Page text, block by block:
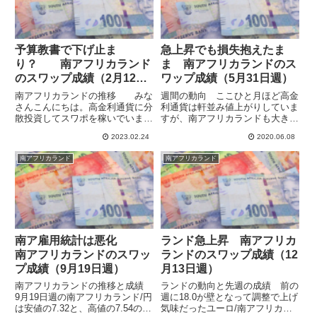
予算教書で下げ止ま
り？ 南アフリカランド
のスワップ成績（2月12日
週）
南アフリカランドの推移 みな
さんこんにちは。高金利通貨に分
散投資してスワポを稼いでいま
の長期化からランドは今年の最弱
通貨となっていて、運用も低迷し
ています。そのうえ、中国、ロシ
アと合同で軍事演習をしていると
の...
2023.02.24
急上昇でも損失抱えたま
ま 南アフリカランドのス
ワップ成績（5月31日週）
週間の動向 ここひと月ほど高金
利通貨は軒並み値上がりしていま
すが、南アフリカランドも大きく
きています。特に円安の影響もあ
って、対円で大きく伸びていま
す。どうにか絶望的であった水準
から、プラ転の希望も見えるとこ
ろ...
2020.06.08
南アフリカランド
南ア雇用統計は悪化
南アフリカランドのスワッ
プ成績（9月19日週）
南アフリカランドの推移と成績
9月19日週の南アフリカランド/円
は安値の7.32と、高値の7.54の間
南アフリカランド
ランド急上昇 南アフリカ
ランドのスワップ成績（12
月13日週）
ランドの動向と先週の成績 前の
週に18.0が壁となって調整で上げ
気味だったユーロ/南アフリカラ